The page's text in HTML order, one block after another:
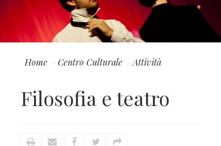
Home Centro Culturale Attività
Filosofia e teatro